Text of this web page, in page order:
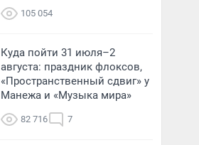
105 054
Куда пойти 31 июля–2
августа: праздник флоксов,
«Пространственный сдвиг» у
Манежа и «Музыка мира»
82 716 7